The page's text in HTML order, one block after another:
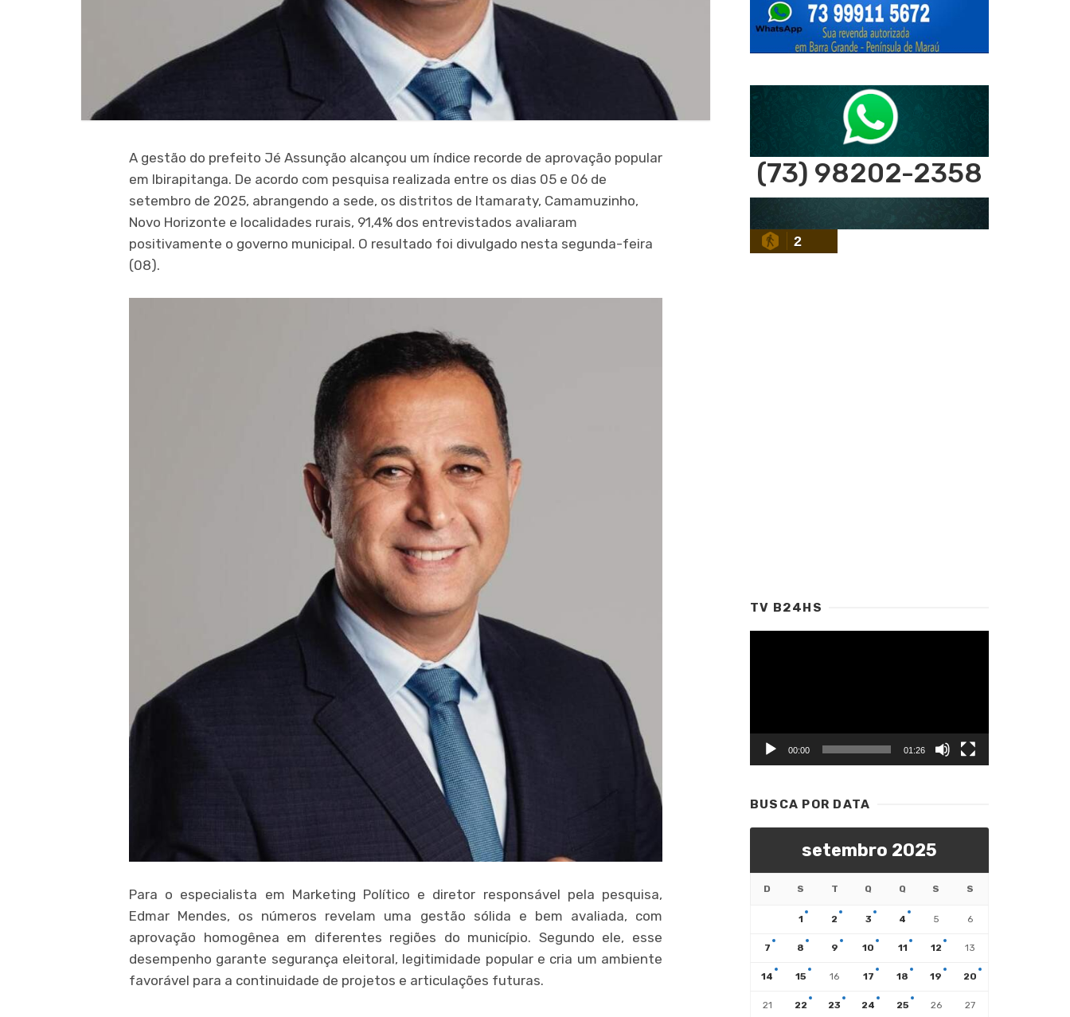
A gestão do prefeito Jé Assunção alcançou um índice recorde de aprovação popular
em Ibirapitanga. De acordo com pesquisa realizada entre os dias 05 e 06 de
setembro de 2025, abrangendo a sede, os distritos de Itamaraty, Camamuzinho,
Novo Horizonte e localidades rurais, 91,4% dos entrevistados avaliaram
positivamente o governo municipal. O resultado foi divulgado nesta segunda-feira
(08).
Para o especialista em Marketing Político e diretor responsável pela pesquisa,
Edmar Mendes, os números revelam uma gestão sólida e bem avaliada, com
aprovação homogênea em diferentes regiões do município. Segundo ele, esse
desempenho garante segurança eleitoral, legitimidade popular e cria um ambiente
favorável para a continuidade de projetos e articulações futuras.
(73) 98202-2358
2
TV B24HS
00:00 01:26
BUSCA POR DATA
setembro 2025
D S T Q Q S S
1 2 3 4 5 6
7 8 9 10 11 12 13
14 15 16 17 18 19 20
21 22 23 24 25 26 27